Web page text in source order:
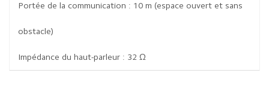
Portée de la communication : 10 m (espace ouvert et sans
obstacle)
Impédance du haut-parleur : 32 Ω